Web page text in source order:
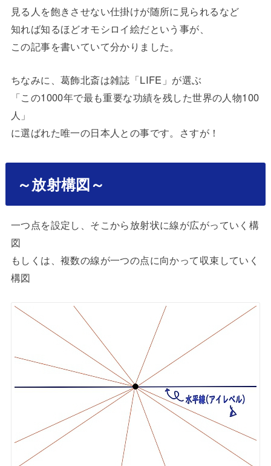
見る人を飽きさせない仕掛けが随所に見られるなど
知れば知るほどオモシロイ絵だという事が、
この記事を書いていて分かりました。
ちなみに、葛飾北斎は雑誌「LIFE」が選ぶ
「この1000年で最も重要な功績を残した世界の人物100
人」
に選ばれた唯一の日本人との事です。さすが！
～放射構図～
一つ点を設定し、そこから放射状に線が広がっていく構
図
もしくは、複数の線が一つの点に向かって収束していく
構図